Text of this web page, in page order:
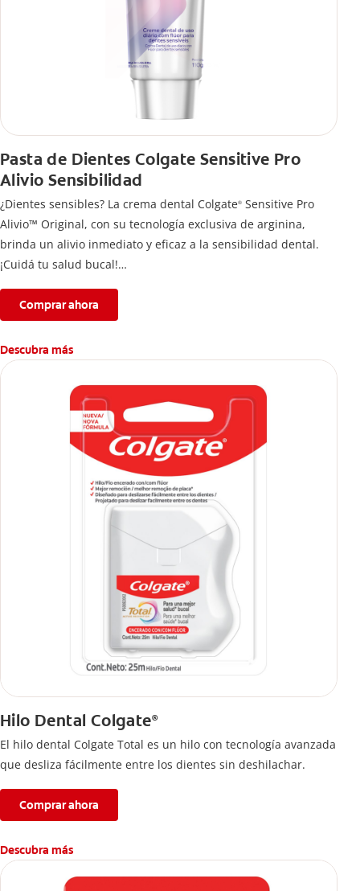
Pasta de Dientes Colgate Sensitive Pro
Alivio Sensibilidad
¿Dientes sensibles? La crema dental Colgate® Sensitive Pro
Alivio™ Original, con su tecnología exclusiva de arginina,
brinda un alivio inmediato y eficaz a la sensibilidad dental.
¡Cuidá tu salud bucal!
la crema de dientes Colgate
para un alivio instantáneo* y duradero causado por la
sensibilidad dental.
*Con aplicación directa, masajeando por un minuto en cada
diente sensible.
Comprar ahora
Descubra más
Hilo Dental Colgate®
El hilo dental Colgate Total es un hilo con tecnología avanzada
que desliza fácilmente entre los dientes sin deshilachar.
Comprar ahora
Descubra más